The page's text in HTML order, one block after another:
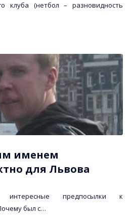
клуба (нетбол – разновидность
именем
для Львова
интересные предпосылки к
был с…